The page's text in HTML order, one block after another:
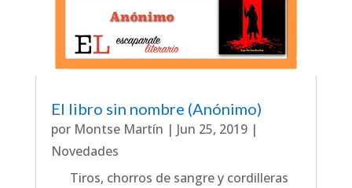
El libro sin nombre (Anónimo)
por Montse Martín | Jun 25, 2019|
Novedades
Tiros, chorros de sangre y cordilleras